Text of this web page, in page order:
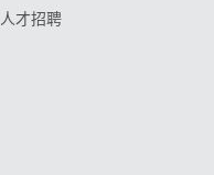
人才招聘